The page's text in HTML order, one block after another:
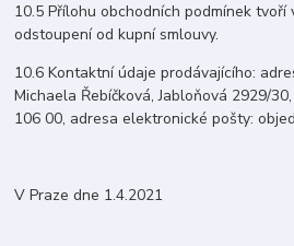
10.5 Přílohu obchodních podmínek
odstoupení od kupní smlouvy.
10.6 Kontaktní údaje prodávajícího:
Michaela Řebíčková, Jabloňová 2929/
106 00, adresa elektronické pošty:
V Praze dne 1.4.2021